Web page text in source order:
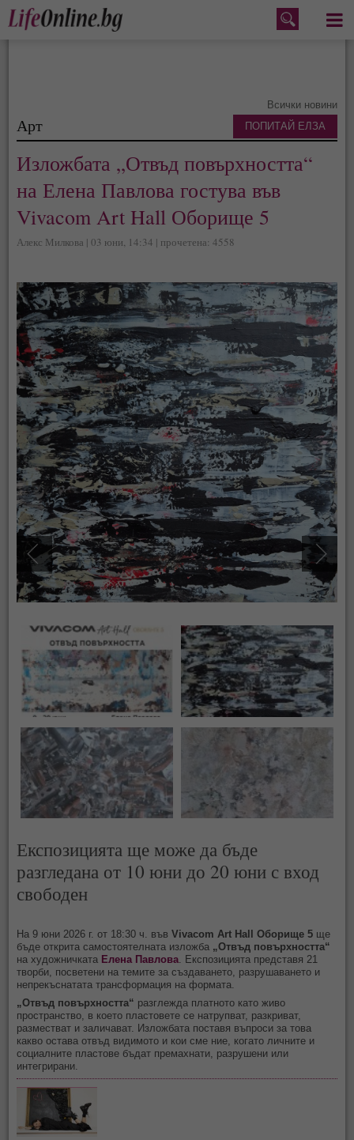
Меню
Всички новини
Арт
Изложбата „Отвъд повърхността“
на Елена Павлова гостува във
Vivacom Art Hall Оборище 5
Алекс Милкова | 03 юни, 14:34 | прочетена: 4558
Експозицията ще може да бъде
разгледана от 10 юни до 20 юни с вход
свободен
На 9 юни 2026 г. от 18:30 ч. въвVivacom Art Hall Оборище 5 ще
бъде открита самостоятелната изложба „Отвъд повърхността“
на художничката Елена Павлова. Експозицията представя 21
творби, посветени на темите за създаването, разрушаването и
непрекъснатата трансформация на формата.
„Отвъд повърхността“ разглежда платното като живо
пространство, в което пластовете се натрупват, разкриват,
разместват и заличават. Изложбата поставя въпроси за това
какво остава отвъд видимото и кои сме ние, когато личните и
социалните пластове бъдат премахнати, разрушени или
интегрирани.
ПОПИТАЙ ЕЛЗА